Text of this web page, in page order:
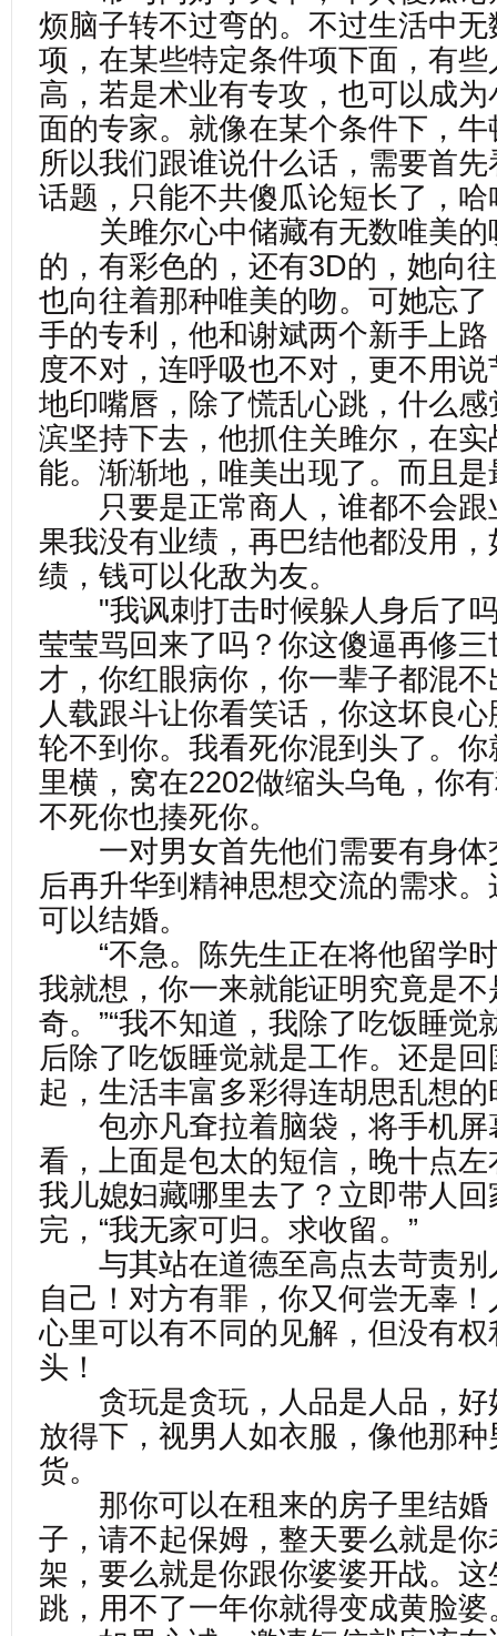
烦脑子转不过弯的。不过生活中
项，在某些特定条件项下面，有
高，若是术业有专攻，也可以成
面的专家。就像在某个条件下，
所以我们跟谁说什么话，需要首
话题，只能不共傻瓜论短长了，哈
关雎尔心中储藏有无数唯美的
的，有彩色的，还有3D的，她向
也向往着那种唯美的吻。可她忘
手的专利，他和谢斌两个新手上
度不对，连呼吸也不对，更不用
地印嘴唇，除了慌乱心跳，什么
滨坚持下去，他抓住关雎尔，在
能。渐渐地，唯美出现了。而且是
只要是正常商人，谁都不会跟
果我没有业绩，再巴结他都没用
绩，钱可以化敌为友。
"我讽刺打击时候躲人身后了吗
莹莹骂回来了吗？你这傻逼再修
才，你红眼病你，你一辈子都混
人载跟斗让你看笑话，你这坏良
轮不到你。我看死你混到头了。
里横，窝在2202做缩头乌龟，你
不死你也揍死你。
一对男女首先他们需要有身体
后再升华到精神思想交流的需求
可以结婚。
“不急。陈先生正在将他留学
我就想，你一来就能证明究竟是不
奇。”“我不知道，我除了吃饭睡觉
后除了吃饭睡觉就是工作。还是
起，生活丰富多彩得连胡思乱想的
包亦凡耷拉着脑袋，将手机屏
看，上面是包太的短信，晚十点左
我儿媳妇藏哪里去了？立即带人回
完，“我无家可归。求收留。”
与其站在道德至高点去苛责别
自己！对方有罪，你又何尝无辜
心里可以有不同的见解，但没有
头！
贪玩是贪玩，人品是人品，好
放得下，视男人如衣服，像他那
货。
那你可以在租来的房子里结婚
子，请不起保姆，整天要么就是
架，要么就是你跟你婆婆开战。
跳，用不了一年你就得变成黄脸婆